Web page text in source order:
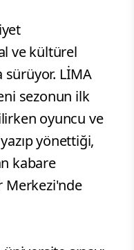
ve kültürel
sürüyor. LİMA
sezonun ilk
oyuncu ve
yönettiği,
kabare
Merkezi'nde